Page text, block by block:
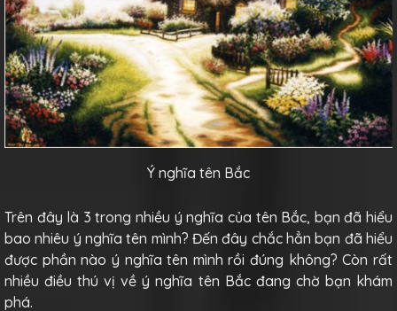
Ý nghĩa tên Bắc
Trên đây là 3 trong nhiều ý nghĩa của tên Bắc, bạn đã hiểu
bao nhiêu ý nghĩa tên mình? Đến đây chắc hẳn bạn đã hiểu
được phần nào ý nghĩa tên mình rồi đúng không? Còn rất
nhiều điều thú vị về ý nghĩa tên Bắc đang chờ bạn khám
phá.